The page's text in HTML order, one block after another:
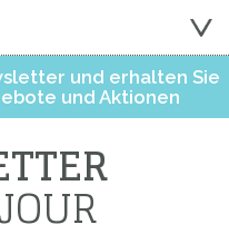
und erhalten Sie
und Aktionen